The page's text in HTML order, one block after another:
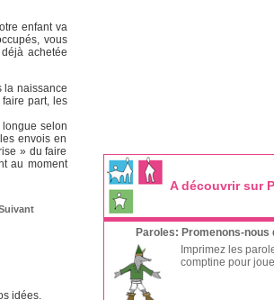
enfant va
vous
achetée
la naissance
faire part, les
selon
envois en
» du faire
au moment
idées.
A découvrir sur
Paroles: Promenons-nous
Imprimez les
comptine pour